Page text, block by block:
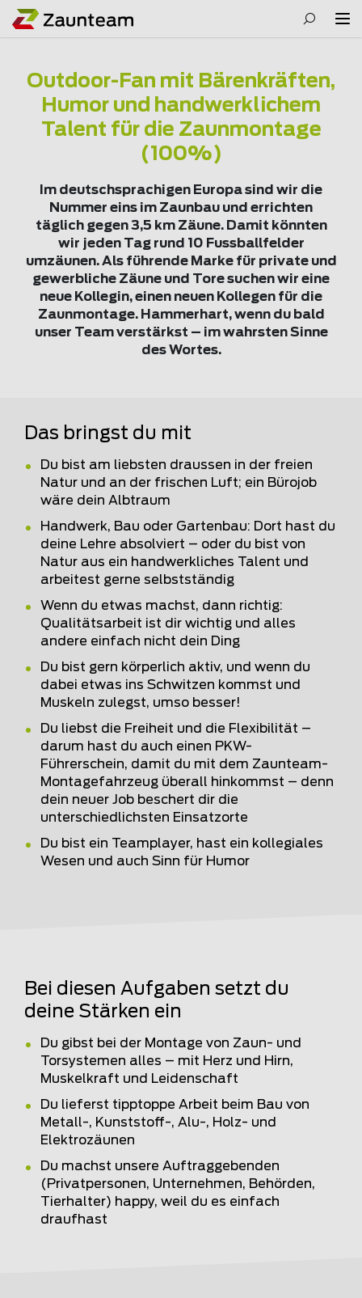
Outdoor-Fan mit Bärenkräften,
Humor und handwerklichem
Talent für die Zaunmontage
(100%)
Im deutschsprachigen Europa sind wir die
Nummer eins im Zaunbau und errichten
täglich gegen 3,5 km Zäune. Damit könnten
wir jeden Tag rund 10 Fussballfelder
umzäunen. Als führende Marke für private und
gewerbliche Zäune und Tore suchen wir eine
neue Kollegin, einen neuen Kollegen für die
Zaunmontage. Hammerhart, wenn du bald
unser Team verstärkst – im wahrsten Sinne
des Wortes.
Das bringst du mit
Du bist am liebsten draussen in der freien
Natur und an der frischen Luft; ein Bürojob
wäre dein Albtraum
Handwerk, Bau oder Gartenbau: Dort hast du
deine Lehre absolviert – oder du bist von
Natur aus ein handwerkliches Talent und
arbeitest gerne selbstständig
Wenn du etwas machst, dann richtig:
Qualitätsarbeit ist dir wichtig und alles
andere einfach nicht dein Ding
Du bist gern körperlich aktiv, und wenn du
dabei etwas ins Schwitzen kommst und
Muskeln zulegst, umso besser!
Du liebst die Freiheit und die Flexibilität –
darum hast du auch einen PKW-
Führerschein, damit du mit dem Zaunteam-
Montagefahrzeug überall hinkommst – denn
dein neuer Job beschert dir die
unterschiedlichsten Einsatzorte
Du bist ein Teamplayer, hast ein kollegiales
Wesen und auch Sinn für Humor
Bei diesen Aufgaben setzt du
deine Stärken ein
Du gibst bei der Montage von Zaun- und
Torsystemen alles – mit Herz und Hirn,
Muskelkraft und Leidenschaft
Du lieferst tipptoppe Arbeit beim Bau von
Metall-, Kunststoff-, Alu-, Holz- und
Elektrozäunen
Du machst unsere Auftraggebenden
(Privatpersonen, Unternehmen, Behörden,
Tierhalter) happy, weil du es einfach
draufhast